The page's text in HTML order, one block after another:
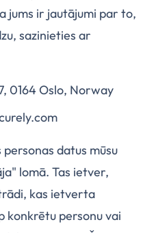
jums ir jautājumi par to,
sazinieties ar
0164 Oslo, Norway
datus mūsu
lomā. Tas ietver,
kas ietverta
konkrētu personu vai